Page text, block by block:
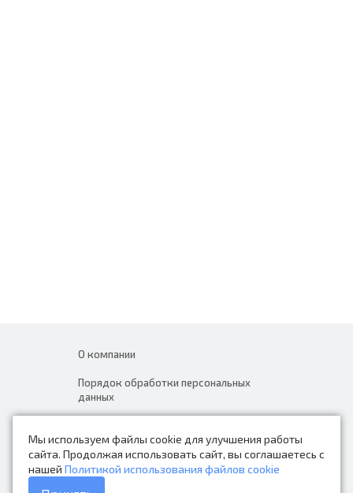
Мы используем файлы cookie для улучшения работы
сайта. Продолжая использовать сайт, вы соглашаетесь с
нашей Политикой использования файлов cookie
О компании
Порядок обработки персональных
данных
Контакты
Каталог товаров